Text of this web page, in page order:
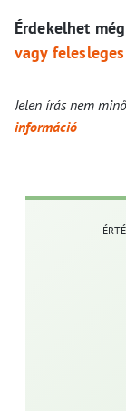
Érdekelhet
vagy
Jelen írás nem
információ